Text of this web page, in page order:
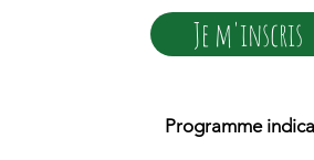
Je m'inscris
Programme